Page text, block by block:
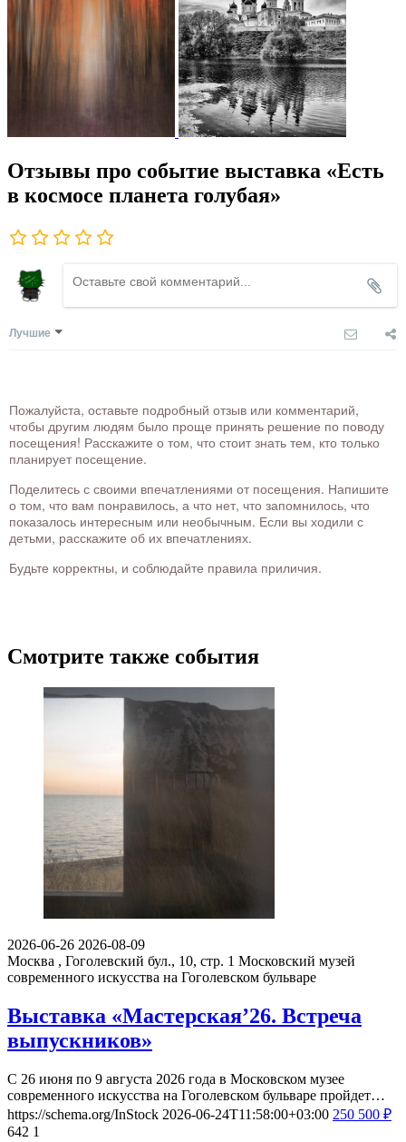
Отзывы про событие выставка «Есть
в космосе планета голубая»
Лучшие
Пожалуйста, оставьте подробный отзыв или комментарий,
чтобы другим людям было проще принять решение по поводу
посещения! Расскажите о том, что стоит знать тем, кто только
планирует посещение.
Поделитесь с своими впечатлениями от посещения. Напишите
о том, что вам понравилось, а что нет, что запомнилось, что
показалось интересным или необычным. Если вы ходили с
детьми, расскажите об их впечатлениях.
Будьте корректны, и соблюдайте правила приличия.
Смотрите также события
2026-06-26 2026-08-09
Москва , Гоголевский бул., 10, стр. 1 Московский музей
современного искусства на Гоголевском бульваре
Выставка «Мастерская’26. Встреча
выпускников»
С 26 июня по 9 августа 2026 года в Московском музее
современного искусства на Гоголевском бульваре пройдет…
https://schema.org/InStock 2026-06-24T11:58:00+03:00 250 500 ₽
642 1